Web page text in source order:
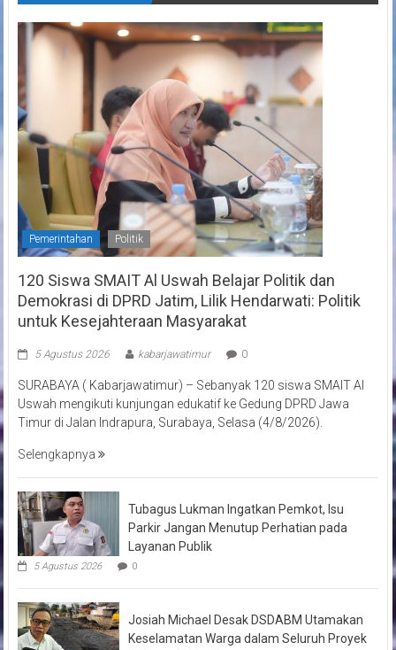
Pemerintahan Politik
120 Siswa SMAIT Al Uswah Belajar Politik dan
Demokrasi di DPRD Jatim, Lilik Hendarwati: Politik
untuk Kesejahteraan Masyarakat
5 Agustus 2026 kabarjawatimur 0
SURABAYA ( Kabarjawatimur) – Sebanyak 120 siswa SMAIT Al
Uswah mengikuti kunjungan edukatif ke Gedung DPRD Jawa
Timur di Jalan Indrapura, Surabaya, Selasa (4/8/2026).
Selengkapnya
Tubagus Lukman Ingatkan Pemkot, Isu
Parkir Jangan Menutup Perhatian pada
Layanan Publik
5 Agustus 2026 0
Josiah Michael Desak DSDABM Utamakan
Keselamatan Warga dalam Seluruh Proyek